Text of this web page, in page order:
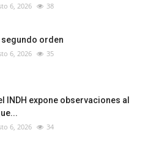
6, 2026 38
segundo orden
6, 2026 35
INDH expone observaciones al
6, 2026 34